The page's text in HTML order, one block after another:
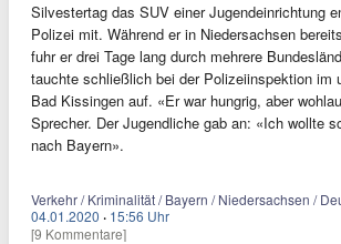
Silvestertag das SUV einer Jugendeinrichtung
Polizei mit. Während er in Niedersachsen
fuhr er drei Tage lang durch mehrere
tauchte schließlich bei der Polizeiinspektion im
Bad Kissingen auf. «Er war hungrig, aber
Sprecher. Der Jugendliche gab an: «Ich wollte
nach Bayern».
Verkehr / Kriminalität / Bayern / Niedersachsen /
04.01.2020 · 15:56 Uhr
[9 Kommentare]